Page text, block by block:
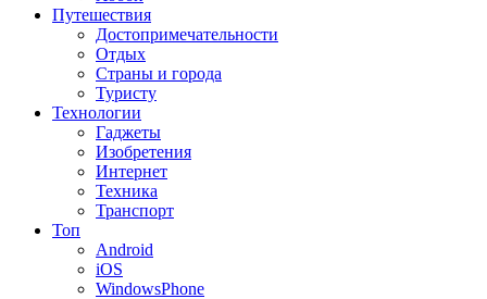
Путешествия
Достопримечательности
Отдых
Страны и города
Туристу
Технологии
Гаджеты
Изобретения
Интернет
Техника
Транспорт
Топ
Android
iOS
WindowsPhone